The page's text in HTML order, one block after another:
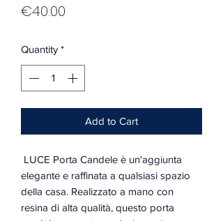
€40.00
Quantity *
Add to Cart
LUCE Porta Candele è un'aggiunta
elegante e raffinata a qualsiasi spazio
della casa. Realizzato a mano con
resina di alta qualità, questo porta